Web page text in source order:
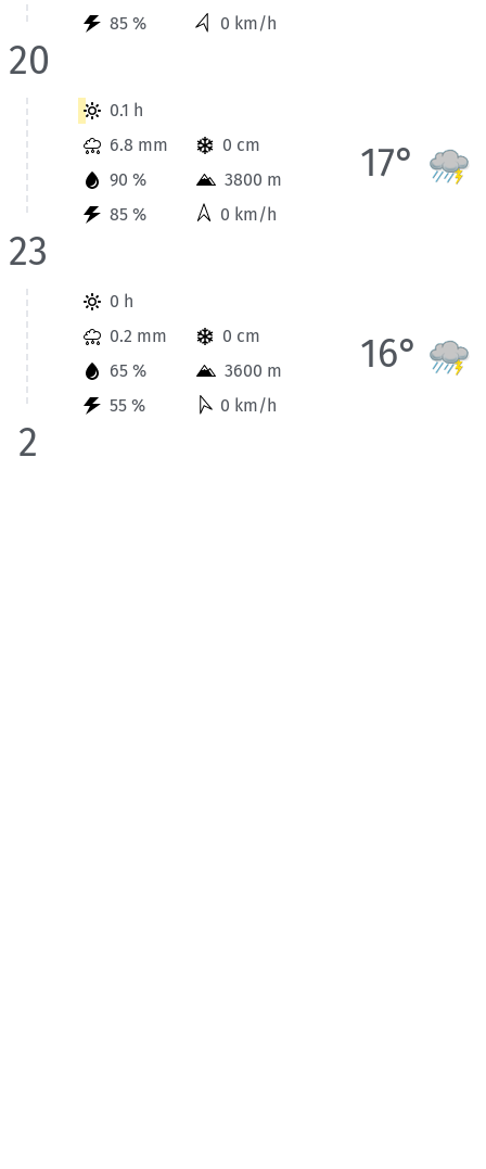
20
85 %
0 km/h
Wetterinformationen der Station Badgastein für Heute bis 23
23
0.1 h
6.8 mm
0 cm
85 %
90 %
3800 m
0 km/h
17°
Wetterinformationen der Station Badgastein für Heute bis 2
2
0 h
0.2 mm
0 cm
55 %
65 %
3600 m
0 km/h
16°